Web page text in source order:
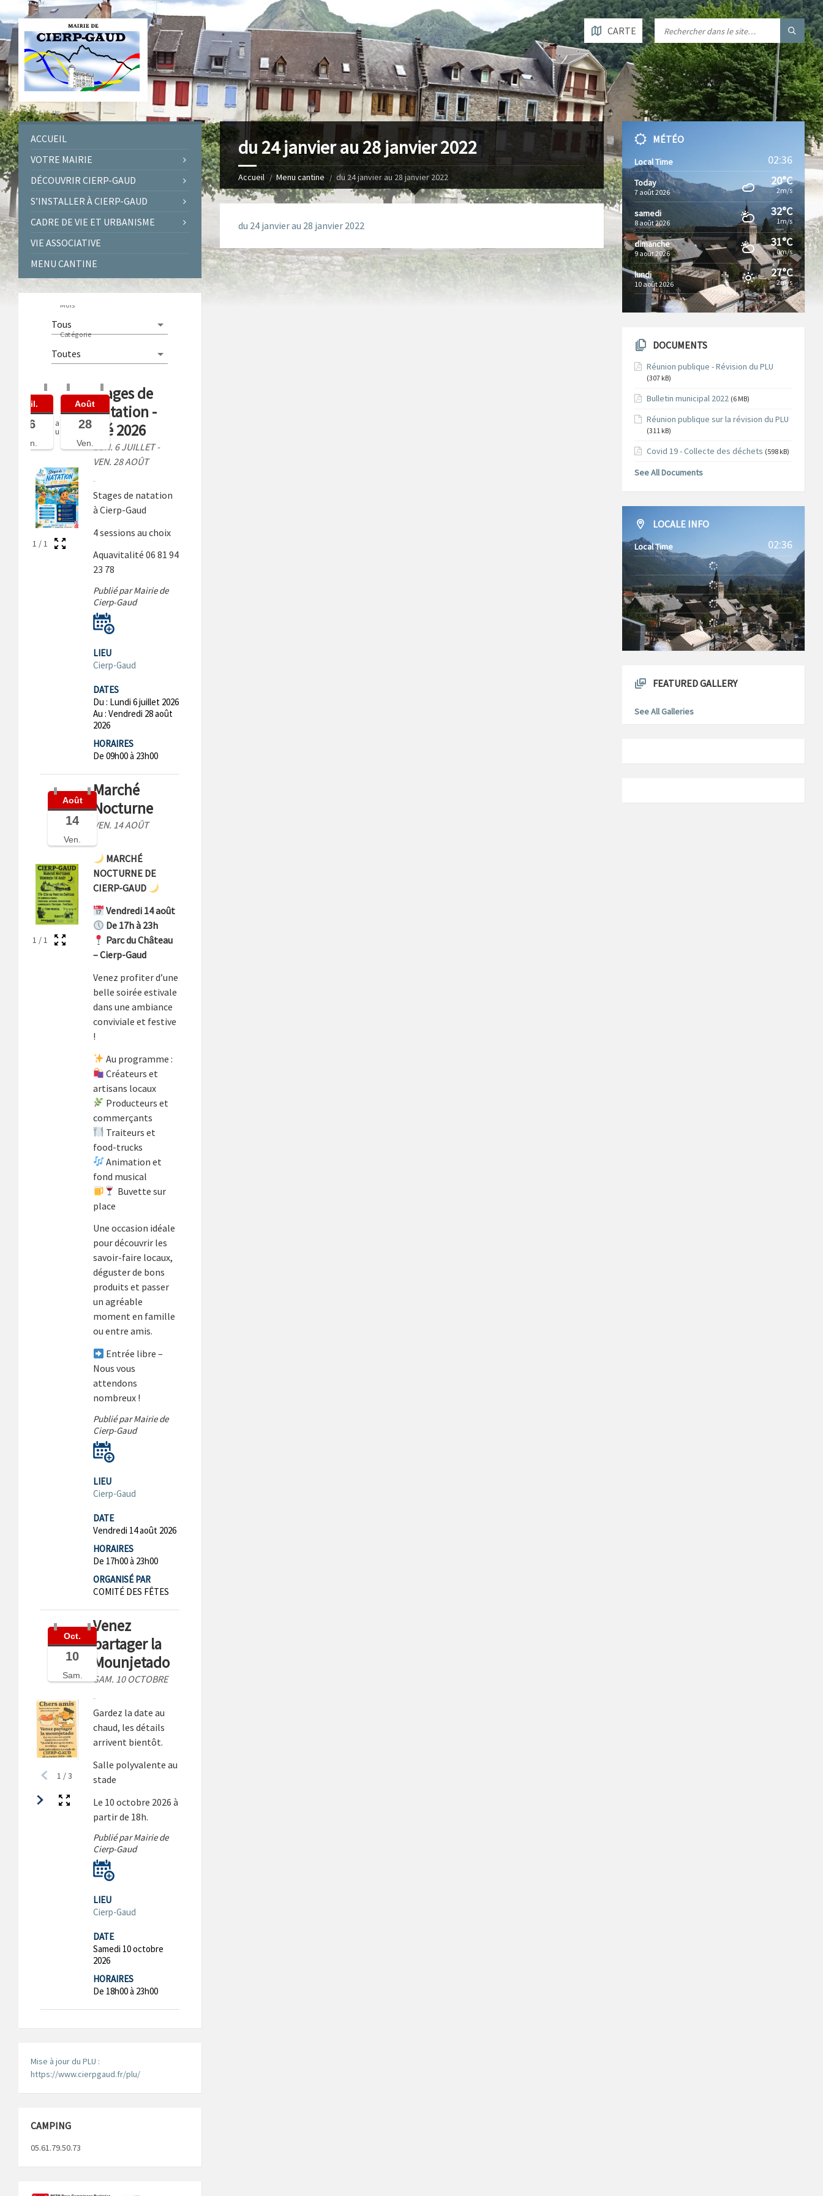
CARTE
du 24 janvier au 28 janvier 2022
Accueil Menu cantine du 24 janvier au 28 janvier 2022
du 24 janvier au 28 janvier 2022
ACCUEIL
VOTRE MAIRIE
DÉCOUVRIR CIERP-GAUD
S’INSTALLER À CIERP-GAUD
CADRE DE VIE ET URBANISME
VIE ASSOCIATIVE
MENU CANTINE
Mois
Catégorie
Juil.
06
Lun.
a
u
Août
28
Ven.
1 /1
Stages de
Natation -
Été 2026
LUN. 6 JUILLET -
VEN. 28 AOÛT
Stages de natation
à Cierp-Gaud
4 sessions au choix
Aquavitalité 06 81 94
23 78
Publié par Mairie de
Cierp-Gaud
LIEU
Cierp-Gaud
DATES
Du : Lundi 6 juillet 2026
Au :Vendredi 28 août
2026
HORAIRES
De 09h00 à 23h00
Août
14
Ven.
1 /1
Marché
Nocturne
VEN. 14 AOÛT
MARCHÉ
NOCTURNE DE
CIERP-GAUD
Vendredi 14 août
De 17h à 23h
Parc du Château
– Cierp-Gaud
Venez profiter d’une
belle soirée estivale
dans une ambiance
conviviale et festive
!
Au programme :
Créateurs et
artisans locaux
Producteurs et
commerçants
Traiteurs et
food-trucks
Animation et
fond musical
Buvette sur
place
Une occasion idéale
pour découvrir les
savoir-faire locaux,
déguster de bons
produits et passer
un agréable
moment en famille
ou entre amis.
Entrée libre –
Nous vous
attendons
nombreux !
Publié par Mairie de
Cierp-Gaud
LIEU
Cierp-Gaud
DATE
Vendredi 14 août 2026
HORAIRES
De 17h00 à 23h00
ORGANISÉ PAR
COMITÉ DES FÊTES
Oct.
10
Sam.
1 /3
Venez
partager la
Mounjetado
SAM. 10 OCTOBRE
Gardez la date au
chaud, les détails
arrivent bientôt.
Salle polyvalente au
stade
Le 10 octobre 2026 à
partir de 18h.
Publié par Mairie de
Cierp-Gaud
LIEU
Cierp-Gaud
DATE
Samedi 10 octobre
2026
HORAIRES
De 18h00 à 23h00
Mise à jour du PLU :
https://www.cierpgaud.fr/plu/
CAMPING
05.61.79.50.73
MÉTÉO
Local Time 02:36
Today
7 août 2026
20°C
2m/s
samedi
8 août 2026
32°C
1m/s
dimanche
9 août 2026
31°C
0m/s
lundi
10 août 2026
27°C
2m/s
DOCUMENTS
Réunion publique - Révision du PLU
(307 kB)
Bulletin municipal 2022 (6 MB)
Réunion publique sur la révision du PLU
(311 kB)
Covid 19 - Collecte des déchets (598 kB)
See All Documents
LOCALE INFO
Local Time 02:36
7 août 2026
20°C
2m/s
See All Galleries